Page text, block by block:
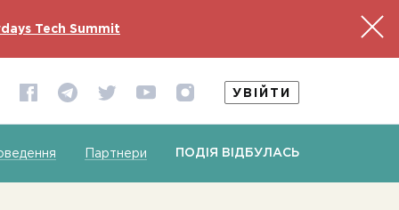
Tech Summit
УВІЙТИ
Партнери ПОДІЯ ВІДБУЛАСЬ